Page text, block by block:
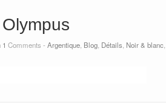
Olympus
1 Comments - Argentique Blog Détails Noir & blanc